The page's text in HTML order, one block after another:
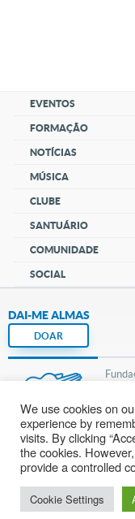
EVENTOS
FORMAÇÃO
NOTÍCIAS
MÚSICA
CLUBE
SANTUÁRIO
COMUNIDADE
SOCIAL
DAI-ME ALMAS
DOAR
Mapa
cancaonova.com© 2002 –
We use cookies on
experience by
visits. By clicking
the cookies.
provide a controlled
Cookie Settings